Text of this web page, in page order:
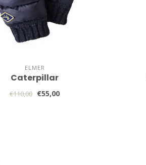
ELMER
Caterpillar
€110,00 €55,00